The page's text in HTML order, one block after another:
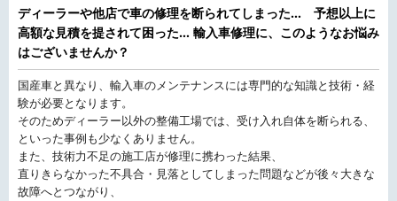
ディーラーや他店で車の修理を断られてしまった… 予想以上に
高額な見積を提されて困った… 輸入車修理に、このようなお悩み
はございませんか？
国産車と異なり、輸入車のメンテナンスには専門的な知識と技術・経
験が必要となります。
そのためディーラー以外の整備工場では、受け入れ自体を断られる、
といった事例も少なくありません。
また、技術力不足の施工店が修理に携わった結果、
直りきらなかった不具合・見落としてしまった問題などが後々大きな
故障へとつながり、